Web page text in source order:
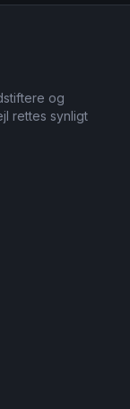
og
rettes synligt